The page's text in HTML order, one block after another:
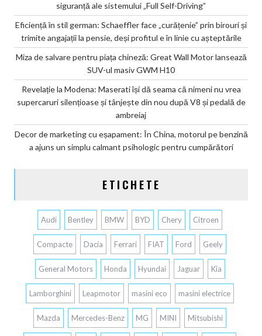
siguranță ale sistemului „Full Self-Driving”
Eficiență în stil german: Schaeffler face „curățenie” prin birouri și
trimite angajații la pensie, deși profitul e în linie cu așteptările
Miza de salvare pentru piața chineză: Great Wall Motor lansează
SUV-ul masiv GWM H10
Revelație la Modena: Maserati își dă seama că nimeni nu vrea
supercaruri silențioase și tânjește din nou după V8 și pedală de
ambreiaj
Decor de marketing cu eșapament: În China, motorul pe benzină
a ajuns un simplu calmant psihologic pentru cumpărători
ETICHETE
Audi Bentley BMW BYD Chery Citroen
Compacte Dacia Ferrari FIAT Ford Geely
General Motors Honda Hyundai Jaguar Kia
Lamborghini Leapmotor masini eco masini electrice
Mazda Mercedes-Benz MG MINI Mitsubishi